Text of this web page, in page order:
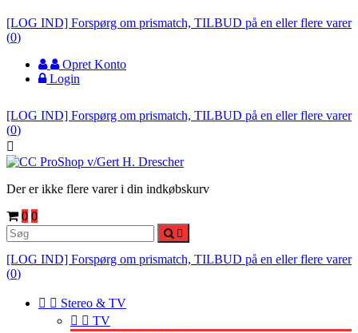
[LOG IND] Forspørg om prismatch, TILBUD på en eller flere varer
(0)
Opret Konto
Login
[LOG IND] Forspørg om prismatch, TILBUD på en eller flere varer
(0)

Der er ikke flere varer i din indkøbskurv
0 0

[LOG IND] Forspørg om prismatch, TILBUD på en eller flere varer
(0)
  Stereo & TV
  TV